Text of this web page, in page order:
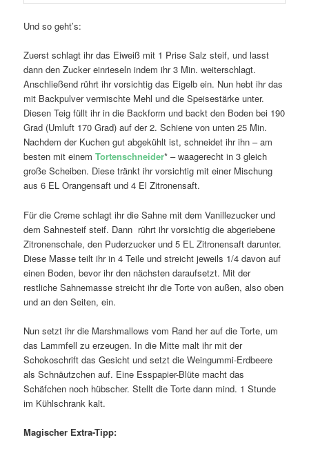
Und so geht’s:
Zuerst schlagt ihr das Eiweiß mit 1 Prise Salz steif, und lasst
dann den Zucker einrieseln indem ihr 3 Min. weiterschlagt.
Anschließend rührt ihr vorsichtig das Eigelb ein. Nun hebt ihr das
mit Backpulver vermischte Mehl und die Speisestärke unter.
Diesen Teig füllt ihr in die Backform und backt den Boden bei 190
Grad (Umluft 170 Grad) auf der 2. Schiene von unten 25 Min.
Nachdem der Kuchen gut abgekühlt ist, schneidet ihr ihn – am
besten mit einemTortenschneider* – waagerecht in 3 gleich
große Scheiben. Diese tränkt ihr vorsichtig mit einer Mischung
aus 6 EL Orangensaft und 4 El Zitronensaft.
Für die Creme schlagt ihr die Sahne mit dem Vanillezucker und
dem Sahnesteif steif. Dann rührt ihr vorsichtig die abgeriebene
Zitronenschale, den Puderzucker und 5 EL Zitronensaft darunter.
Diese Masse teilt ihr in 4 Teile und streicht jeweils 1/4 davon auf
einen Boden, bevor ihr den nächsten daraufsetzt. Mit der
restliche Sahnemasse streicht ihr die Torte von außen, also oben
und an den Seiten, ein.
Nun setzt ihr die Marshmallows vom Rand her auf die Torte, um
das Lammfell zu erzeugen. In die Mitte malt ihr mit der
Schokoschrift das Gesicht und setzt die Weingummi-Erdbeere
als Schnäutzchen auf. Eine Esspapier-Blüte macht das
Schäfchen noch hübscher. Stellt die Torte dann mind. 1 Stunde
im Kühlschrank kalt.
Magischer Extra-Tipp: